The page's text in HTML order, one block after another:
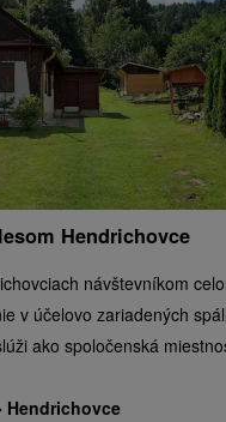
Hendrichovce
návštevníkom
v účelovo zariadených
ako spoločenská
Hendrichovce